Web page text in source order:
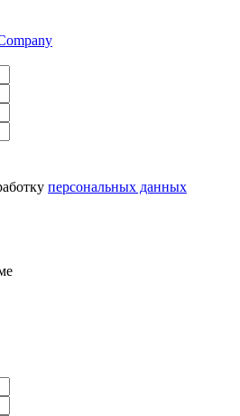
персональных данных